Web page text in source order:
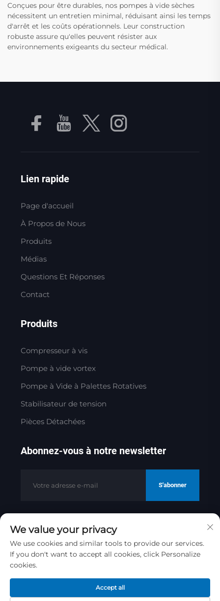
Conçues pour être durables, nos pompes à vide sèches
nécessitent un entretien minimal, réduisant ainsi les temps
d'arrêt et les coûts opérationnels. Leur construction
robuste assure qu'elles peuvent résister aux
environnements exigeants du secteur médical.
Lien rapide
Page d'accueil
À Propos de Nous
Produits
Médias
Questions Et Réponses
Contact
Produits
Compresseur à vis
Pompe à vide vortex
Pompe à Vide à Palettes Rotatives
Stabilisateur de tension
Pièces Détachées
Abonnez-vous à notre newsletter
S'abonner
Copyright © 2025 par Jinan Golden
Bridge Precision Machinery Co.ltd
Politique de confidentialité
Remonter en haut
We value your privacy
We use cookies and similar tools to provide our services.
If you don't want to accept all cookies, click Personalize
cookies.
Accept all